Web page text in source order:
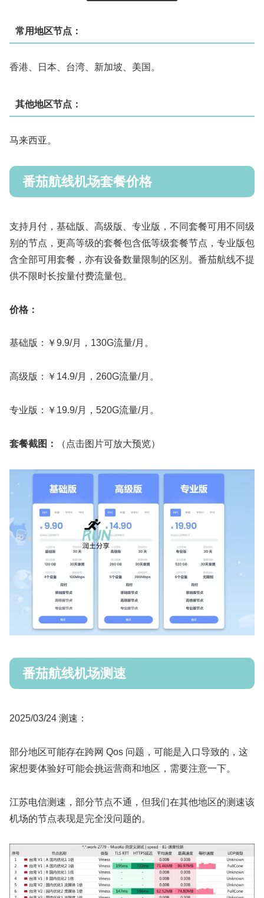
常用地区节点：
香港、日本、台湾、新加坡、美国。
其他地区节点：
马来西亚。
番茄航线机场套餐价格
支持月付，基础版、高级版、专业版，不同套餐可用不同级
别的节点，更高等级的套餐包含低等级套餐节点，专业版包
含全部可用套餐，亦有设备数量限制的区别。番茄航线不提
供不限时长按量付费流量包。
价格：
基础版：￥9.9/月，130G流量/月。
高级版：￥14.9/月，260G流量/月。
专业版：￥19.9/月，520G流量/月。
套餐截图： （点击图片可放大预览）
番茄航线机场测速
2025/03/24 测速：
部分地区可能存在跨网 Qos 问题，可能是入口导致的，这
家想要体验好可能会挑运营商和地区，需要注意一下。
江苏电信测速，部分节点不通，但我们在其他地区的测速该
机场的节点表现是完全没问题的。